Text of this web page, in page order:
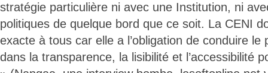
stratégie particulière ni avec une Institution, ni
politiques de quelque bord que ce soit. La CENI
exacte à tous car elle a l’obligation de conduire le
dans la transparence, la lisibilité et l’accessibilité